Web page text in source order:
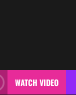
WATCH VIDEO